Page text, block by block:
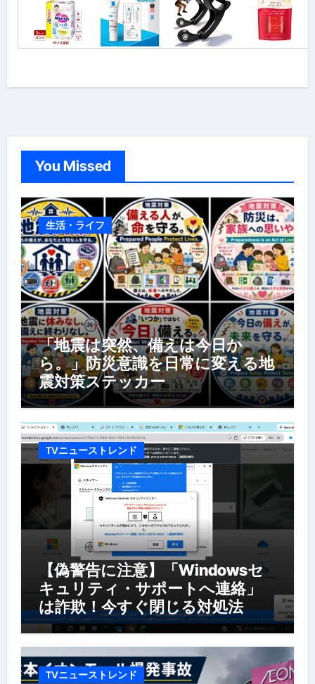
You Missed
生活・ライフ
「地震は突然、備えは今日か
ら。」防災意識を日常に変える地
震対策ステッカー
TVニューストレンド
【偽警告に注意】「Windowsセ
キュリティ・サポートへ連絡」
は詐欺！今すぐ閉じる対処法
TVニューストレンド